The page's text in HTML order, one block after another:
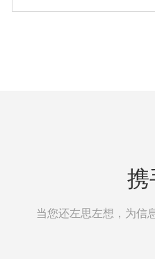
携
当您还左思左想，为信